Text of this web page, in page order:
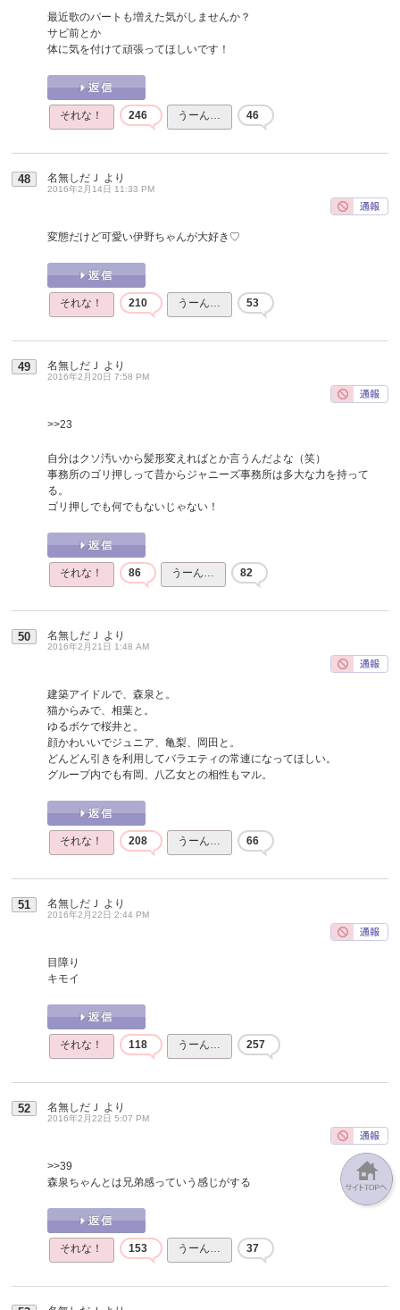
最近歌のパートも増えた気がしませんか？
サビ前とか
体に気を付けて頑張ってほしいです！
それな！ 246 うーん… 46
48 名無しだＪ より
2016年2月14日 11:33 PM
変態だけど可愛い伊野ちゃんが大好き♡
それな！ 210 うーん… 53
49 名無しだＪ より
2016年2月20日 7:58 PM
>>23
自分はクソ汚いから髪形変えればとか言うんだよな（笑）
事務所のゴリ押しって昔からジャニーズ事務所は多大な力を持って
る。
ゴリ押しでも何でもないじゃない！
それな！ 86 うーん… 82
50 名無しだＪ より
2016年2月21日 1:48 AM
建築アイドルで、森泉と。
猫からみで、相葉と。
ゆるボケで桜井と。
顔かわいいでジュニア、亀梨、岡田と。
どんどん引きを利用してバラエティの常連になってほしい。
グループ内でも有岡、八乙女との相性もマル。
それな！ 208 うーん… 66
51 名無しだＪ より
2016年2月22日 2:44 PM
目障り
キモイ
それな！ 118 うーん… 257
52 名無しだＪ より
2016年2月22日 5:07 PM
>>39
森泉ちゃんとは兄弟感っていう感じがする
それな！ 153 うーん… 37